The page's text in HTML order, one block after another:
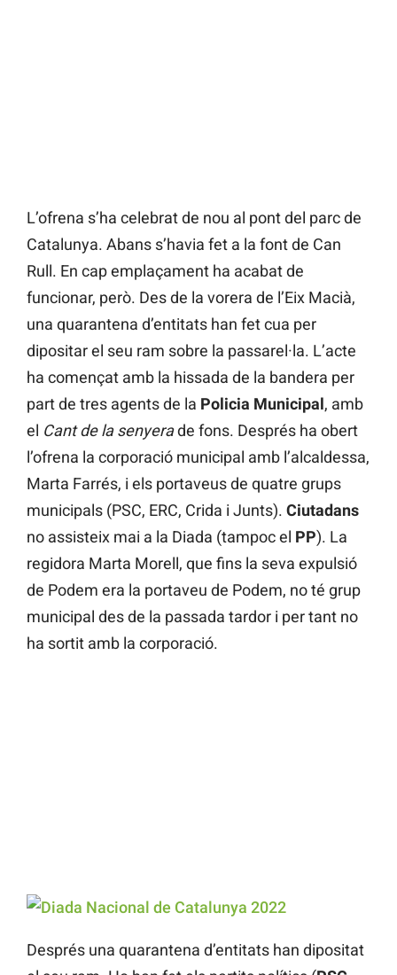
L’ofrena s’ha celebrat de nou al pont del parc de
Catalunya. Abans s’havia fet a la font de Can
Rull. En cap emplaçament ha acabat de
funcionar, però. Des de la vorera de l’Eix Macià,
una quarantena d’entitats han fet cua per
dipositar el seu ram sobre la passarel·la. L’acte
ha començat amb la hissada de la bandera per
part de tres agents de la Policia Municipal, amb
el Cant de la senyerade fons. Després ha obert
l’ofrena la corporació municipal amb l’alcaldessa,
Marta Farrés, i els portaveus de quatre grups
municipals (PSC, ERC, Crida i Junts). Ciutadans
no assisteix mai a la Diada (tampoc el PP). La
regidora Marta Morell, que fins la seva expulsió
de Podem era la portaveu de Podem, no té grup
municipal des de la passada tardor i per tant no
ha sortit amb la corporació.
Després una quarantena d’entitats han dipositat